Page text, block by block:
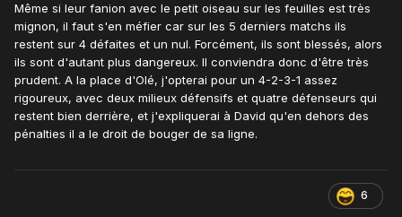
Même si leur fanion avec le petit oiseau sur les feuilles est très
mignon, il faut s'en méfier car sur les 5 derniers matchs ils
restent sur 4 défaites et un nul. Forcément, ils sont blessés, alors
ils sont d'autant plus dangereux. Il conviendra donc d'être très
prudent. A la place d'Olé, j'opterai pour un 4-2-3-1 assez
rigoureux, avec deux milieux défensifs et quatre défenseurs qui
restent bien derrière, et j'expliquerai à David qu'en dehors des
pénalties il a le droit de bouger de sa ligne.
6